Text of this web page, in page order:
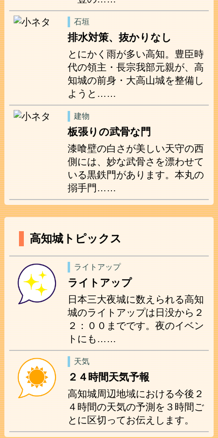
石垣
排水対策、抜かりなし
とにかく雨が多い高知。豊臣時
代の領主・長宗我部元親が、高
知城の前身・大高山城を整備し
ようと……
建物
板張りの武骨な門
漆喰壁の白さが美しい天守の西
側には、妙な武骨さを漂わせて
いる黒鉄門があります。本丸の
搦手門……
高知城トピックス
ライトアップ
ライトアップ
日本三大夜城に数えられる高知
城のライトアップは日没から２
２：００までです。夜のイベン
トにも……
天気
２４時間天気予報
高知城周辺地域における今後２
４時間の天気の予測を３時間ご
とに区切ってお伝えします。